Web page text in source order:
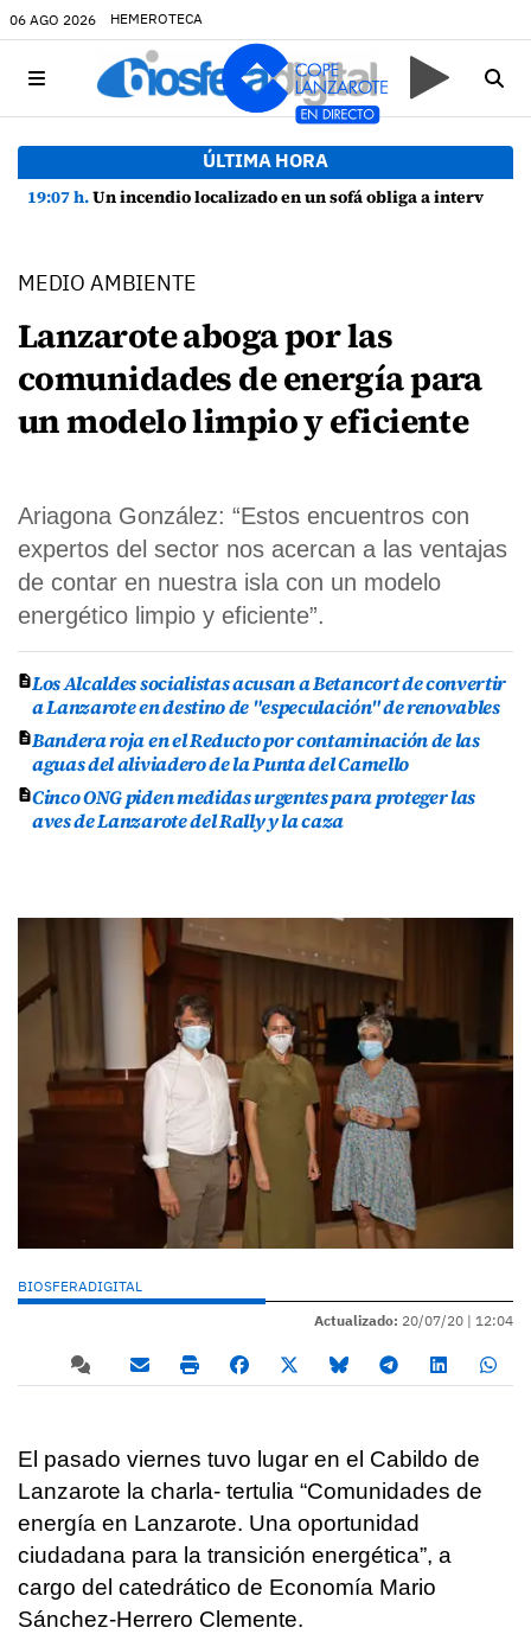
06 AGO 2026 HEMEROTECA
ÚLTIMA HORA
19:07 h.Un incendio localizado en un sofá obliga a intervenir en una vivienda de Playa Honda
MEDIO AMBIENTE
Lanzarote aboga por las
comunidades de energía para
un modelo limpio y eficiente
Ariagona González: “Estos encuentros con
expertos del sector nos acercan a las ventajas
de contar en nuestra isla con un modelo
energético limpio y eficiente”.
Los Alcaldes socialistas acusan a Betancort de convertir
a Lanzarote en destino de "especulación" de renovables
Bandera roja en el Reducto por contaminación de las
aguas del aliviadero de la Punta del Camello
Cinco ONG piden medidas urgentes para proteger las
aves de Lanzarote del Rally y la caza
BIOSFERADIGITAL
Actualizado: 20/07/20 | 12:04
El pasado viernes tuvo lugar en el Cabildo de
Lanzarote la charla- tertulia “Comunidades de
energía en Lanzarote. Una oportunidad
ciudadana para la transición energética”, a
cargo del catedrático de Economía Mario
Sánchez-Herrero Clemente.